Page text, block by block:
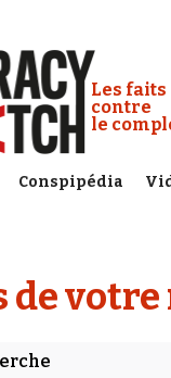
Les faits
contre
le
Conspipédia
de votre